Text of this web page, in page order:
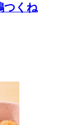
つくね